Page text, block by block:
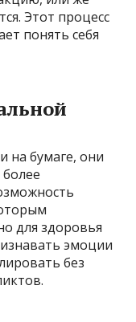
Этот процесс
понять себя
на бумаге, они
для здоровья
эмоции
без